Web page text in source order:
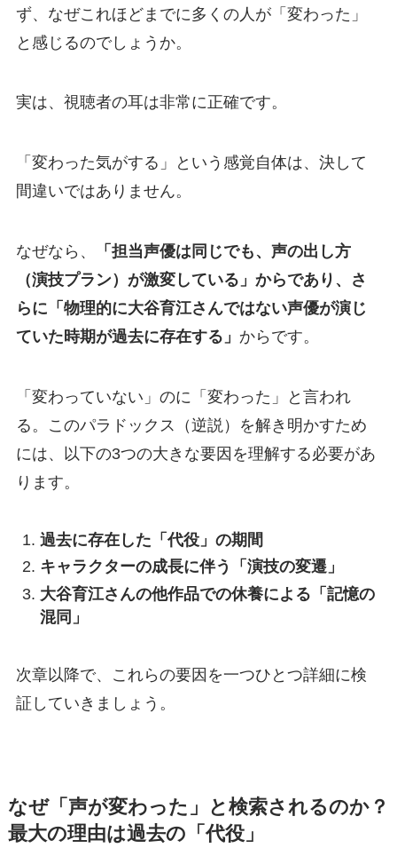
ず、なぜこれほどまでに多くの人が「変わった」
と感じるのでしょうか。
実は、視聴者の耳は非常に正確です。
「変わった気がする」という感覚自体は、決して
間違いではありません。
なぜなら、
「担当声優は同じでも、声の出し方
（演技プラン）が激変している」からであり、さ
らに「物理的に大谷育江さんではない声優が演じ
ていた時期が過去に存在する」 からです。
「変わっていない」のに「変わった」と言われ
る。このパラドックス（逆説）を解き明かすため
には、以下の3つの大きな要因を理解する必要があ
ります。
過去に存在した「代役」の期間
キャラクターの成長に伴う「演技の変遷」
大谷育江さんの他作品での休養による「記憶の
混同」
次章以降で、これらの要因を一つひとつ詳細に検
証していきましょう。
なぜ「声が変わった」と検索されるのか？
最大の理由は過去の「代役」